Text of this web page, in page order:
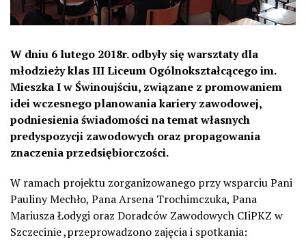
W dniu 6 lutego 2018r. odbyły się warsztaty dla
młodzieży klas III Liceum Ogólnokształcącego im.
Mieszka I w Świnoujściu, związane z promowaniem
idei wczesnego planowania kariery zawodowej,
podniesienia świadomości na temat własnych
predyspozycji zawodowych oraz propagowania
znaczenia przedsiębiorczości.
W ramach projektu zorganizowanego przy wsparciu Pani
Pauliny Mechło, Pana Arsena Trochimczuka, Pana
Mariusza Łodygi oraz Doradców Zawodowych CIiPKZ w
Szczecinie ,przeprowadzono zajęcia i spotkania: